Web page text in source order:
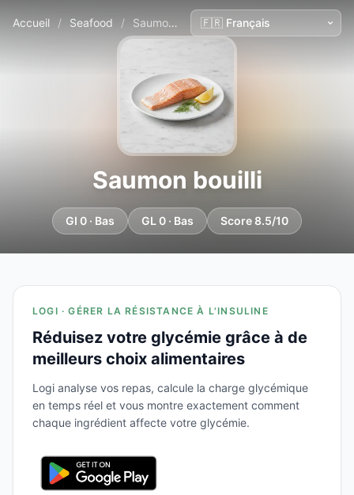
Accueil / Seafood / Saumon bouilli
Saumon bouilli
GI 0 · Bas GL 0 · Bas Score 8.5/10
LOGI · GÉRER LA RÉSISTANCE À L'INSULINE
Réduisez votre glycémie grâce à de
meilleurs choix alimentaires
Logi analyse vos repas, calcule la charge glycémique
en temps réel et vous montre exactement comment
chaque ingrédient affecte votre glycémie.